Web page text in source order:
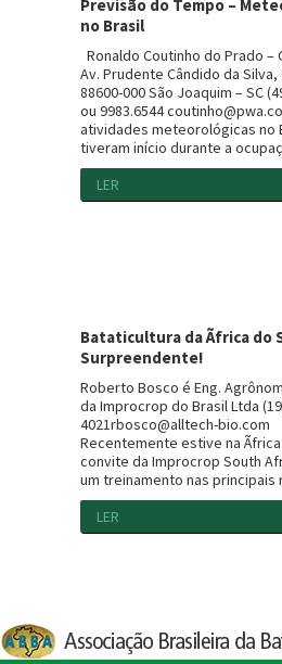
Previsão do Tempo –
no Brasil
Ronaldo Coutinho do Prado –
Av. Prudente Cândido da Silva,
88600-000 São Joaquim – SC
ou 9983.6544
atividades meteorológicas no
tiveram início durante a
LER
Bataticultura da Ãfrica do
Surpreendente!
Roberto Bosco é Eng.
da Improcrop do Brasil Ltda
4021rbosco@alltech-bio.com
Recentemente estive na Ãfrica
convite da Improcrop South
um treinamento nas principais
LER